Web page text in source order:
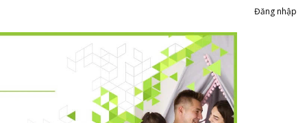
Đăng nhập